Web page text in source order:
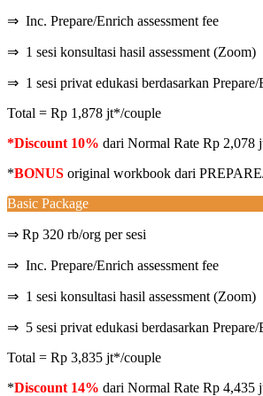
⇒ Inc. Prepare/Enrich assessment fee
⇒ 1 sesi konsultasi hasil assessment (Zoom)
⇒ 1 sesi privat edukasi berdasarkan
Total = Rp 1,878 jt*/couple
*Discount 10% dari Normal Rate Rp 2,078
*BONUS original workbook dari
Basic Package
⇒ Rp 320 rb/org per sesi
⇒ Inc. Prepare/Enrich assessment fee
⇒ 1 sesi konsultasi hasil assessment (Zoom)
⇒ 5 sesi privat edukasi berdasarkan
Total = Rp 3,835 jt*/couple
*Discount 14% dari Normal Rate Rp 4,435